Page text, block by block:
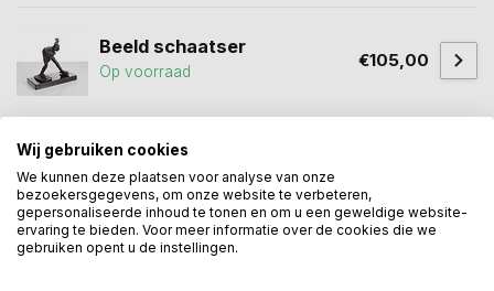
Beeld schaatser
Op voorraad
€105,00
Beeld hardloper
sportbeeldje(5) sportprijzen(5)
Wij gebruiken cookies
We kunnen deze plaatsen voor analyse van onze
bezoekersgegevens, om onze website te verbeteren,
gepersonaliseerde inhoud te tonen en om u een geweldige website-
ervaring te bieden. Voor meer informatie over de cookies die we
gebruiken opent u de instellingen.